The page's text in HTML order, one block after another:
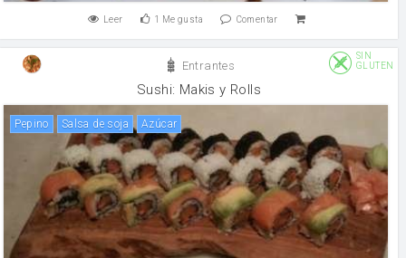
Leer 1 Me gusta Comentar
Entrantes
SIN
GLUTEN
Sushi: Makis y Rolls
pepino salsa de soja Azúcar